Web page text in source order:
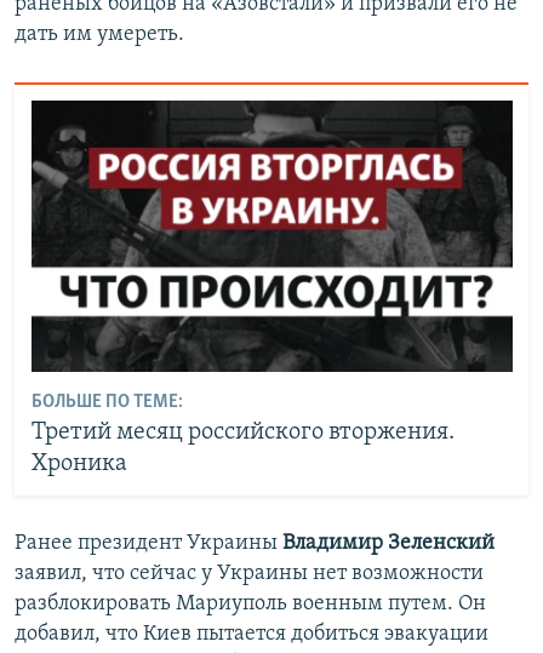
дать им умереть.
БОЛЬШЕ ПО ТЕМЕ:
Третий месяц российского вторжения.
Хроника
Ранее президент Украины Владимир Зеленский
заявил, что сейчас у Украины нет возможности
разблокировать Мариуполь военным путем. Он
добавил, что Киев пытается добиться эвакуации